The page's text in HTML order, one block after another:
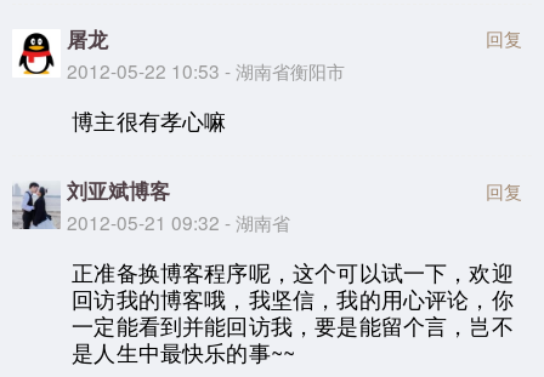
屠龙
2012-05-22 10:53 - 湖南省衡阳市
回复
博主很有孝心嘛
刘亚斌博客
2012-05-21 09:32 - 湖南省
回复
正准备换博客程序呢，这个可以试一下，欢迎
回访我的博客哦，我坚信，我的用心评论，你
一定能看到并能回访我，要是能留个言，岂不
是人生中最快乐的事~~